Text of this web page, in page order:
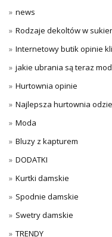
news
Rodzaje dekoltów w
Internetowy butik opinie
jakie ubrania są teraz
Hurtownia opinie
Najlepsza hurtownia
Moda
Bluzy z kapturem
DODATKI
Kurtki damskie
Spodnie damskie
Swetry damskie
TRENDY